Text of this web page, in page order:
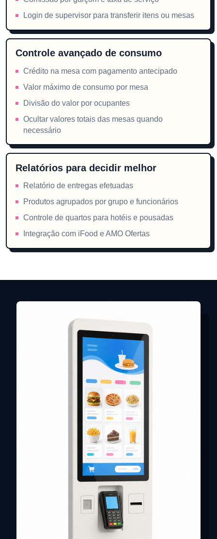
Login de supervisor para transferir itens ou mesas
Controle avançado de consumo
Crédito na mesa com pagamento antecipado
Valor máximo de consumo por mesa
Divisão do valor por ocupantes
Ocultar valores totais das mesas quando
necessário
Relatórios para decidir melhor
Relatório de entregas efetuadas
Produtos agrupados por grupo e funcionários
Controle de quartos para hotéis e pousadas
Integração com iFood e AMO Ofertas